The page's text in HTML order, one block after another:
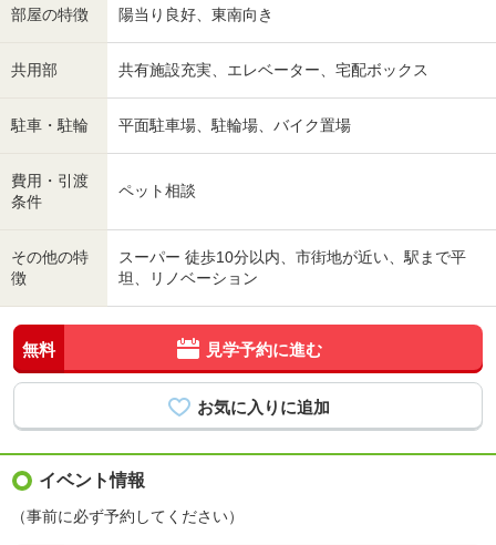
部屋の特徴 陽当り良好、東南向き
共用部 共有施設充実、エレベーター、宅配ボックス
駐車・駐輪 平面駐車場、駐輪場、バイク置場
費用・引渡
条件
ペット相談
その他の特
徴
スーパー 徒歩10分以内、市街地が近い、駅まで平
坦、リノベーション
無料 見学予約に進む
イベント情報
（事前に必ず予約してください）